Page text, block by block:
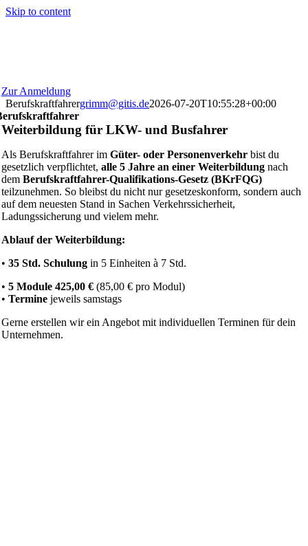
Skip to content
Zur Anmeldung
Berufskraftfahrergrimm@gitis.de2026-07-20T10:55:28+00:00
Weiterbildung für LKW- und Busfahrer
Als Berufskraftfahrer im Güter- oder Personenverkehrbist du
gesetzlich verpflichtet, alle 5 Jahre an einer Weiterbildungnach
dem Berufskraftfahrer-Qualifikations-Gesetz (BKrFQG)
teilzunehmen. So bleibst du nicht nur gesetzeskonform, sondern auch
auf dem neuesten Stand in Sachen Verkehrssicherheit,
Ladungssicherung und vielem mehr.
Ablauf der Weiterbildung:
• 35 Std. Schulung in 5 Einheiten à 7 Std.
• 5 Module 425,00 €(85,00 € pro Modul)
• Termine jeweils samstags
Gerne erstellen wir ein Angebot mit individuellen Terminen für dein
Unternehmen.